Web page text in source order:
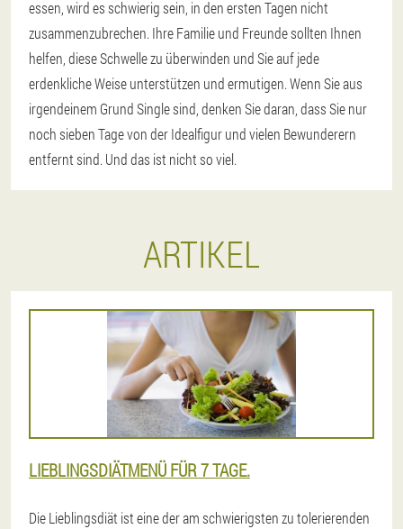
essen, wird es schwierig sein, in den ersten Tagen nicht
zusammenzubrechen. Ihre Familie und Freunde sollten Ihnen
helfen, diese Schwelle zu überwinden und Sie auf jede
erdenkliche Weise unterstützen und ermutigen. Wenn Sie aus
irgendeinem Grund Single sind, denken Sie daran, dass Sie nur
noch sieben Tage von der Idealfigur und vielen Bewunderern
entfernt sind. Und das ist nicht so viel.
ARTIKEL
LIEBLINGSDIÄTMENÜ FÜR 7 TAGE.
Die Lieblingsdiät ist eine der am schwierigsten zu tolerierenden